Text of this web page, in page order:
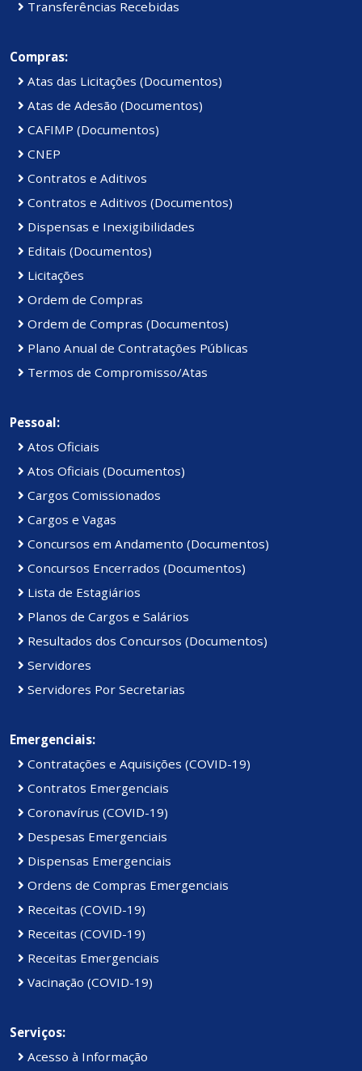
Transferências Recebidas
Compras:
Atas das Licitações (Documentos)
Atas de Adesão (Documentos)
CAFIMP (Documentos)
CNEP
Contratos e Aditivos
Contratos e Aditivos (Documentos)
Dispensas e Inexigibilidades
Editais (Documentos)
Licitações
Ordem de Compras
Ordem de Compras (Documentos)
Plano Anual de Contratações Públicas
Termos de Compromisso/Atas
Pessoal:
Atos Oficiais
Atos Oficiais (Documentos)
Cargos Comissionados
Cargos e Vagas
Concursos em Andamento (Documentos)
Concursos Encerrados (Documentos)
Lista de Estagiários
Planos de Cargos e Salários
Resultados dos Concursos (Documentos)
Servidores
Servidores Por Secretarias
Emergenciais:
Contratações e Aquisições (COVID-19)
Contratos Emergenciais
Coronavírus (COVID-19)
Despesas Emergenciais
Dispensas Emergenciais
Ordens de Compras Emergenciais
Receitas (COVID-19)
Receitas (COVID-19)
Receitas Emergenciais
Vacinação (COVID-19)
Serviços:
Acesso à Informação